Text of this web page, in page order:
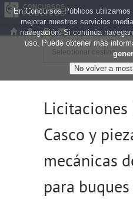
Licitaciones
Casco y
mecánicas
para
En Concursos Públicos
mejorar nuestros servicios
navegación. Si continúa
uso. Puede obtener más